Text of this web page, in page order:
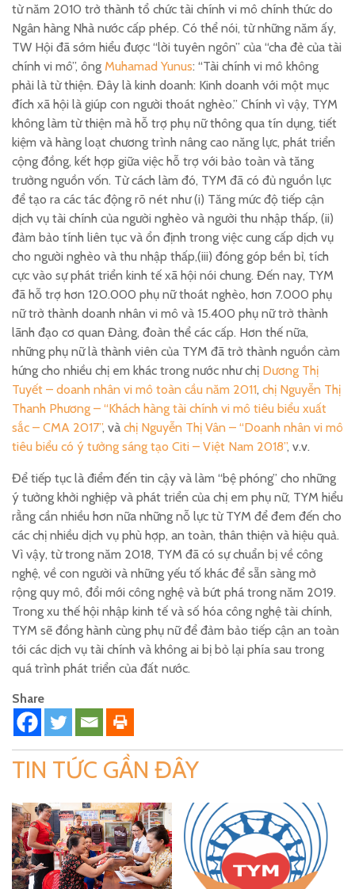
từ năm 2010 trở thành tổ chức tài chính vi mô chính thức do
Ngân hàng Nhà nước cấp phép. Có thể nói, từ những năm ấy,
TW Hội đã sớm hiểu được “lời tuyên ngôn” của “cha đẻ của tài
chính vi mô”, ông Muhamad Yunus: “Tài chính vi mô không
phải là từ thiện. Đây là kinh doanh: Kinh doanh với một mục
đích xã hội là giúp con người thoát nghèo.” Chính vì vậy, TYM
không làm từ thiện mà hỗ trợ phụ nữ thông qua tín dụng, tiết
kiệm và hàng loạt chương trình nâng cao năng lực, phát triển
cộng đồng, kết hợp giữa việc hỗ trợ với bảo toàn và tăng
trưởng nguồn vốn. Từ cách làm đó, TYM đã có đủ nguồn lực
để tạo ra các tác động rõ nét như (i) Tăng mức độ tiếp cận
dịch vụ tài chính của người nghèo và người thu nhập thấp, (ii)
đảm bảo tính liên tục và ổn định trong việc cung cấp dịch vụ
cho người nghèo và thu nhập thấp,(iii) đóng góp bền bỉ, tích
cực vào sự phát triển kinh tế xã hội nói chung. Đến nay, TYM
đã hỗ trợ hơn 120.000 phụ nữ thoát nghèo, hơn 7.000 phụ
nữ trở thành doanh nhân vi mô và 15.400 phụ nữ trở thành
lãnh đạo cơ quan Đảng, đoàn thể các cấp. Hơn thế nữa,
những phụ nữ là thành viên của TYM đã trở thành nguồn cảm
hứng cho nhiều chị em khác trong nước như chị Dương Thị
Tuyết – doanh nhân vi mô toàn cầu năm 2011, chị Nguyễn Thị
Thanh Phương – “Khách hàng tài chính vi mô tiêu biểu xuất
sắc – CMA 2017”, và chị Nguyễn Thị Vân – “Doanh nhân vi mô
tiêu biểu có ý tưởng sáng tạo Citi – Việt Nam 2018”, v.v.
Để tiếp tục là điểm đến tin cậy và làm “bệ phóng” cho những
ý tưởng khởi nghiệp và phát triển của chị em phụ nữ, TYM hiểu
rằng cần nhiều hơn nữa những nỗ lực từ TYM để đem đến cho
các chị nhiều dịch vụ phù hợp, an toàn, thân thiện và hiệu quả.
Vì vậy, từ trong năm 2018, TYM đã có sự chuẩn bị về công
nghệ, về con người và những yếu tố khác để sẵn sàng mở
rộng quy mô, đổi mới công nghệ và bứt phá trong năm 2019.
Trong xu thế hội nhập kinh tế và số hóa công nghệ tài chính,
TYM sẽ đồng hành cùng phụ nữ để đảm bảo tiếp cận an toàn
tới các dịch vụ tài chính và không ai bị bỏ lại phía sau trong
quá trình phát triển của đất nước.
Share
TIN TỨC GẦN ĐÂY